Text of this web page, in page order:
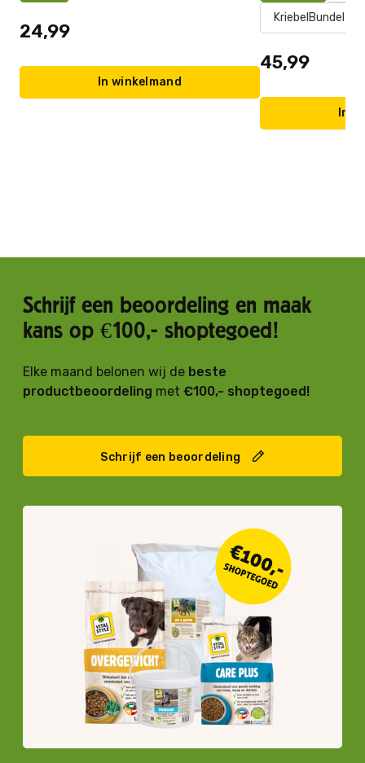
24,99
In winkelmand
KriebelBundel
45,99
In
Schrijf een beoordeling en maak
kans op €100,- shoptegoed!
Elke maand belonen wij de beste
productbeoordeling met €100,- shoptegoed!
Schrijf een beoordeling